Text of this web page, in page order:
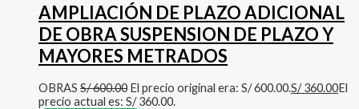
AMPLIACIÓN DE PLAZO ADICIONAL
DE OBRA SUSPENSION DE PLAZO Y
MAYORES METRADOS
OBRAS S/600.00 El precio original era: S/ 600.00.S/360.00El
precio actual es: S/ 360.00.